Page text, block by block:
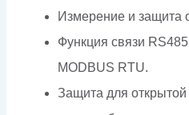
Измерение и защита
Функция связи
MODBUS RTU.
Защита для